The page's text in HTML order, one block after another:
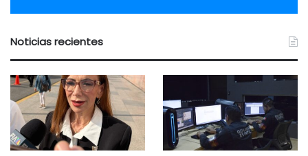
Noticias recientes